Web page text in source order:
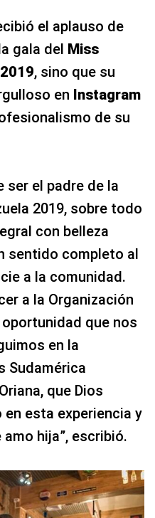
el aplauso de
gala del Miss
, sino que su
en Instagram
de su
ser el padre de la
2019, sobre todo
con belleza
sentido completo al
a la comunidad.
a la Organización
que nos
en la
Sudamérica
que Dios
esta experiencia y
hija”, escribió.